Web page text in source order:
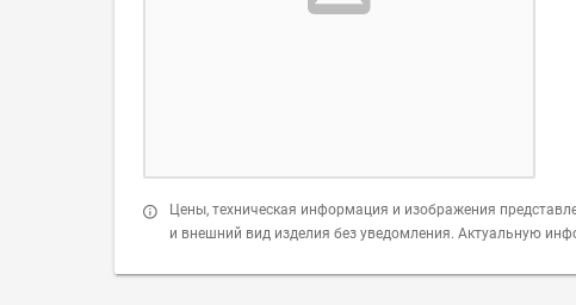
Цены, техническая информация и изображения
и внешний вид изделия без уведомления. Актуальную